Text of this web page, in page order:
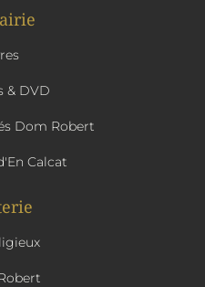
& DVD
Dom Robert
Calcat